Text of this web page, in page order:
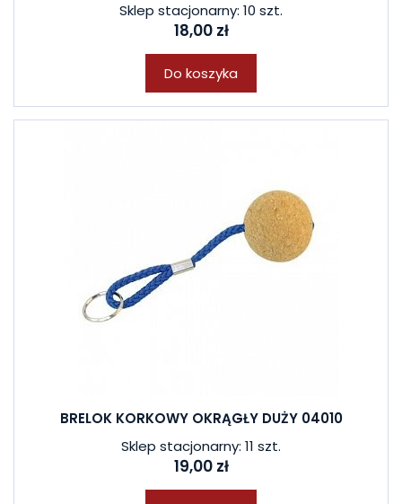
Sklep stacjonarny: 10 szt.
18,00 zł
Do koszyka
BRELOK KORKOWY OKRĄGŁY DUŻY 04010
Sklep stacjonarny: 11 szt.
19,00 zł